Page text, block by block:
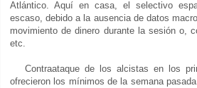
Atlántico. Aquí en casa, el selectivo
escaso, debido a la ausencia de datos
movimiento de dinero durante la sesión o,
etc.
Contraataque de los alcistas en los
ofrecieron los mínimos de la semana